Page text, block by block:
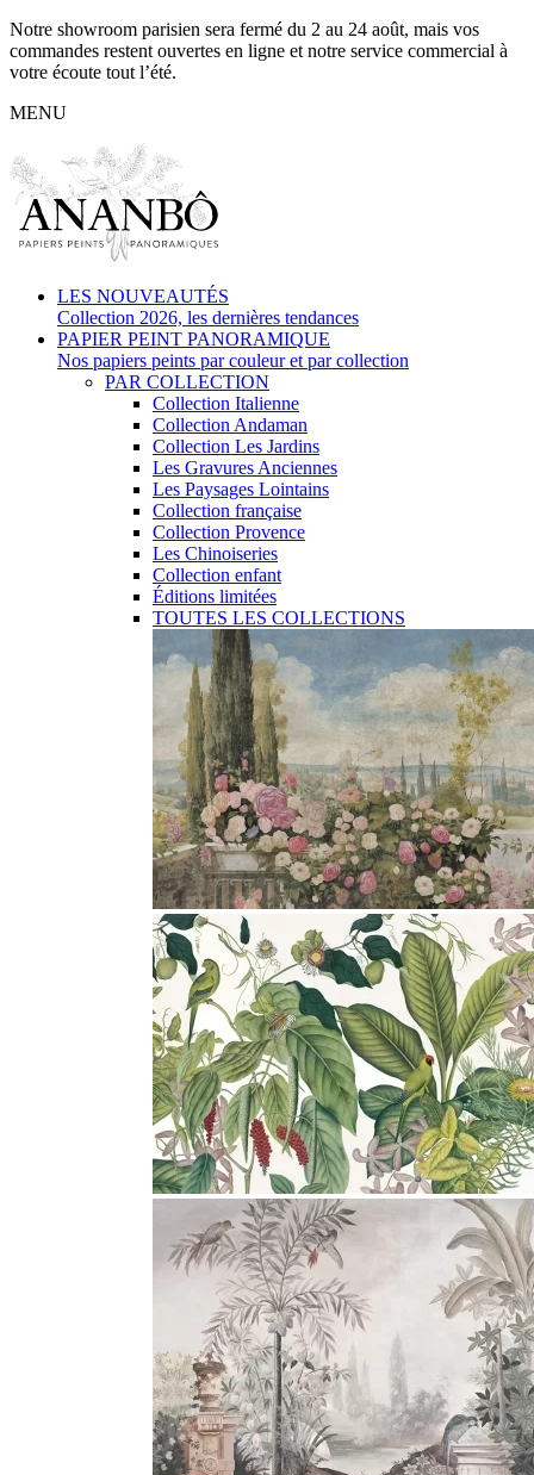
Notre showroom parisien sera fermé du 2 au 24 août, mais vos
commandes restent ouvertes en ligne et notre service commercial à
votre écoute tout l’été.
MENU
LES NOUVEAUTÉS
Collection 2026, les dernières tendances
PAPIER PEINT PANORAMIQUE
Nos papiers peints par couleur et par collection
PAR COLLECTION
Collection Italienne
Collection Andaman
Collection Les Jardins
Les Gravures Anciennes
Les Paysages Lointains
Collection française
Collection Provence
Les Chinoiseries
Collection enfant
Éditions limitées
TOUTES LES COLLECTIONS